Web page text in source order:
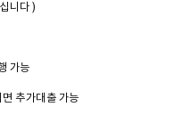
니다 )
가능
추가대출 가능